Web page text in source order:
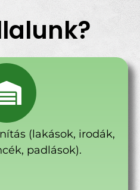
(lakások, irodák,
padlások).